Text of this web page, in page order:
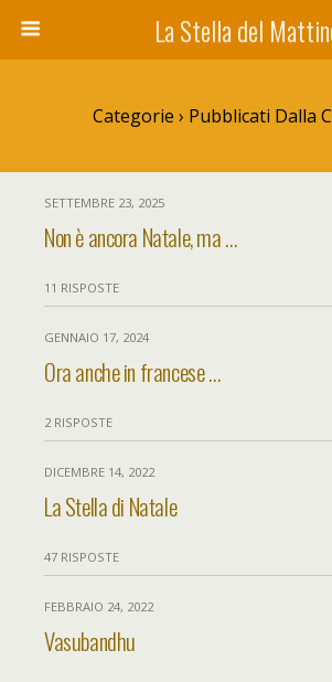
La Stella del
Categorie › Pubblicati Dalla
SETTEMBRE 23, 2025
Non è ancora Natale, ma …
11 RISPOSTE
GENNAIO 17, 2024
Ora anche in francese …
2 RISPOSTE
DICEMBRE 14, 2022
La Stella di Natale
47 RISPOSTE
FEBBRAIO 24, 2022
Vasubandhu